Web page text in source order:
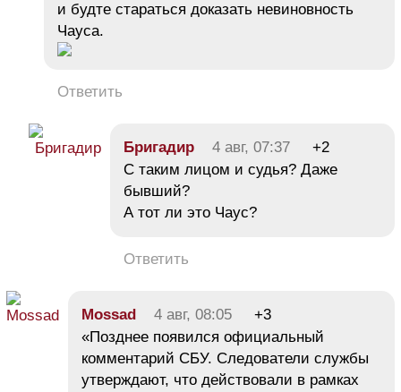
и будте стараться доказать невиновность
Чауса.
Ответить
Бригадир 4 авг, 07:37
+2
С таким лицом и судья? Даже
бывший?
А тот ли это Чаус?
Ответить
Mossad 4 авг, 08:05
+3
«Позднее появился официальный
комментарий СБУ. Следователи службы
утверждают, что действовали в рамках